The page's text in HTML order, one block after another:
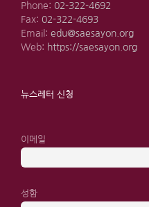
Phone: 02-322-4692
Fax: 02-322-4693
Email: edu@saesayon.org
Web: https://saesayon.org
뉴스레터 신청
이메일
성함